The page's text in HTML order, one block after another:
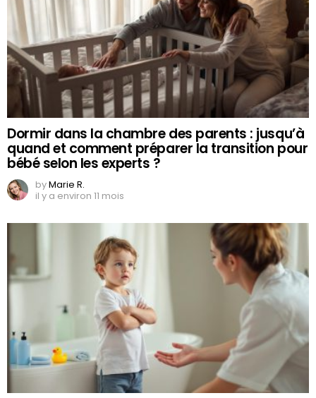
Dormir dans la chambre des parents : jusqu’à
quand et comment préparer la transition pour
bébé selon les experts ?
byMarie R.
il y a environ 11 mois